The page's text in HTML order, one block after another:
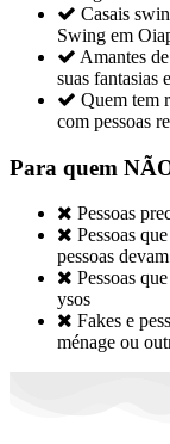
 Casais
Swing em
 Amantes
suas fantasias
 Quem tem
com pessoas
Para quem
 Pessoas
 Pessoas
pessoas
 Pessoas
ysos
 Fakes e
ménage ou